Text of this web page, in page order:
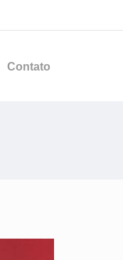
Contato